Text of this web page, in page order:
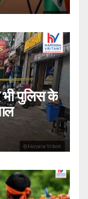
भी पुलिस के